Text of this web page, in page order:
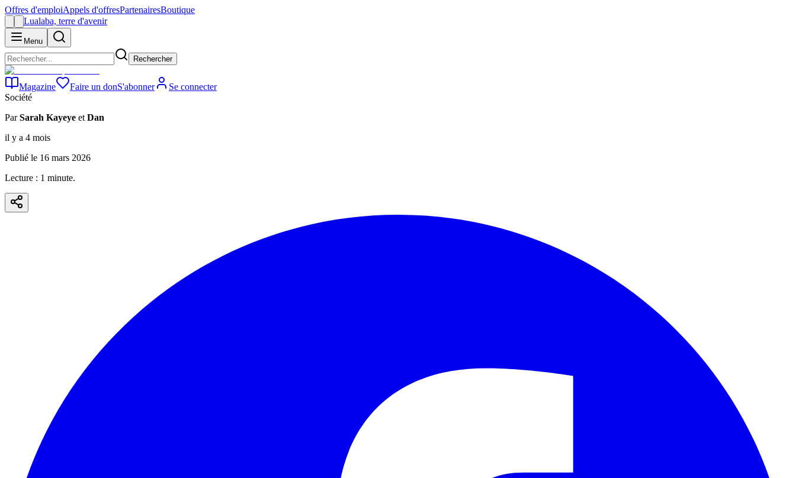
Offres d'emploiAppels d'offresPartenairesBoutique
Lualaba, terre d'avenir
Menu
Rechercher
Magazine Faire un donS'abonner
Se connecter
Société
Par Sarah Kayeye et Dan
il y a 4 mois
Publié le 16 mars 2026
Lecture : 1 minute.